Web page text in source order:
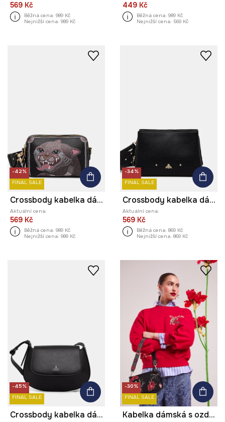
569 Kč
Běžná cena: 989 Kč
Nejnižší cena: 989 Kč
449 Kč
Běžná cena: 989 Kč
Nejnižší cena: 569 Kč
-42%
FINAL SALE
Crossbody kabelka dámská z imitace kůže
Aktuální cena:
569 Kč
Běžná cena: 989 Kč
Nejnižší cena: 989 Kč
-34%
FINAL SALE
Crossbody kabelka dámská z imitace kůže
Aktuální cena:
569 Kč
Běžná cena: 869 Kč
Nejnižší cena: 869 Kč
-45%
FINAL SALE
Crossbody kabelka dámská z imitace kůže
-30%
FINAL SALE
Kabelka dámská s ozdobnými výšivkami